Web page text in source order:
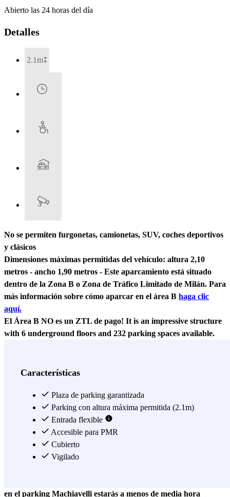
Abierto las 24 horas del día
Detalles
2.1m
No se permiten furgonetas, camionetas, SUV, coches deportivos
y clásicos
Dimensiones máximas permitidas del vehículo: altura 2,10
metros - ancho 1,90 metros - Este aparcamiento está situado
dentro de la Zona B o Zona de Tráfico Limitado de Milán. Para
más información sobre cómo aparcar en el área B haga clic
aquí.
El Área B NO es un ZTL de pago! It is an impressive structure
with 6 underground floors and 232 parking spaces available.
ubica en una óptima zona de Milán, desde la cual en menos de
como los Jardines Públicos Indro Montanelli, en cuyo interior
se encuentran el Planetario de Milán, Palacio Dugnani y el
Museo de Historia Natural de Milán; Porta Venezia; Plaza de la
República; el célebre Corso Buenos Aires y el Hospital
Oftálmico Fatebenefratelli. En menos de 15 minutos andando
desde el parking Machiavelli, puedes llegar al célebre
en el parking Machiavelli estarás a menos de media hora
Características
Plaza de parking garantizada
Parking con altura máxima permitida (2.1m)
Entrada flexible
Accesible para PMR
Cubierto
Vigilado